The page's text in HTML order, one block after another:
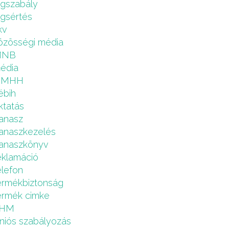
média
cimke
szabályozás